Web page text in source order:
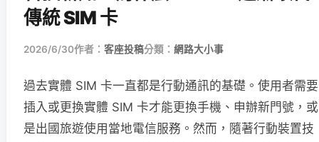
傳統 SIM 卡
2026/6/30作者： 客座投稿分類： 網路大小事
過去實體 SIM 卡一直都是行動通訊的基礎。使用者需要
插入或更換實體 SIM 卡才能更換手機、申辦新門號，或
是出國旅遊使用當地電信服務。然而，隨著行動裝置技